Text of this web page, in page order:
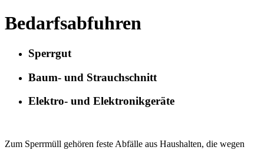
Bedarfsabfuhren
Sperrgut
Baum- und Strauchschnitt
Elektro- und Elektronikgeräte
Zum Sperrmüll gehören feste Abfälle aus Haushalten, die wegen